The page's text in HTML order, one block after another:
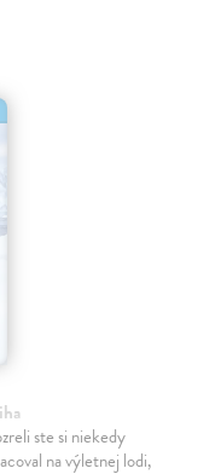
ste si niekedy
na výletnej lodi,